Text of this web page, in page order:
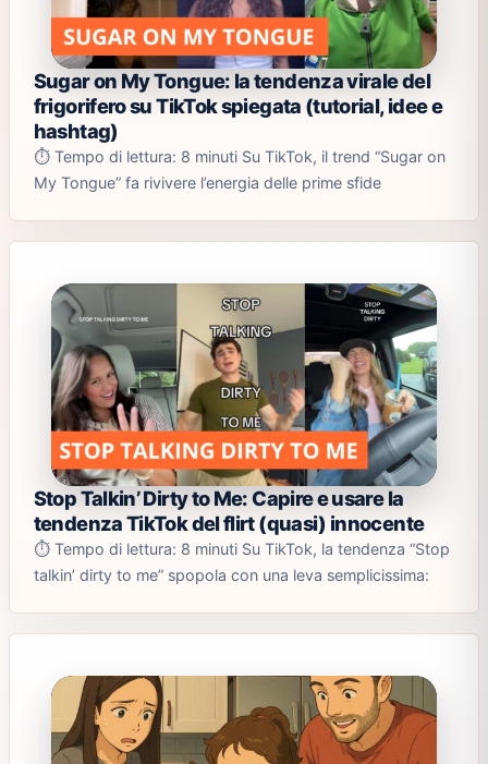
Sugar on My Tongue: la tendenza virale del
frigorifero su TikTok spiegata (tutorial, idee e
hashtag)
⏱️ Tempo di lettura: 8 minuti Su TikTok, il trend “Sugar on
My Tongue” fa rivivere l’energia delle prime sfide
Stop Talkin’ Dirty to Me: Capire e usare la
tendenza TikTok del flirt (quasi) innocente
⏱️ Tempo di lettura: 8 minuti Su TikTok, la tendenza “Stop
talkin’ dirty to me” spopola con una leva semplicissima: